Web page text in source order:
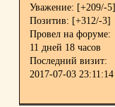
Уважение: [+209/-5]
Позитив: [+312/-3]
Провел на форуме:
11 дней 18 часов
Последний визит:
2017-07-03 23:11:14